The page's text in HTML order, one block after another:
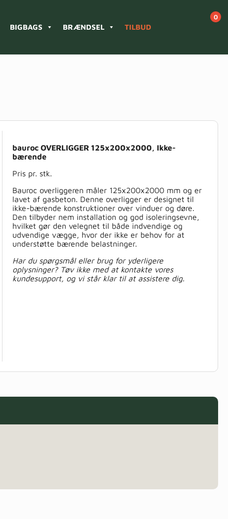
BIGBAGS BRÆNDSEL TILBUD
bauroc OVERLIGGER 125x200x2000, Ikke-
bærende
Pris pr. stk.
Bauroc overliggeren måler 125x200x2000 mm og er
lavet af gasbeton. Denne overligger er designet til
ikke-bærende konstruktioner over vinduer og døre.
Den tilbyder nem installation og god isoleringsevne,
hvilket gør den velegnet til både indvendige og
udvendige vægge, hvor der ikke er behov for at
understøtte bærende belastninger.
Har du spørgsmål eller brug for yderligere
oplysninger? Tøv ikke med at kontakte vores
kundesupport, og vi står klar til at assistere dig.